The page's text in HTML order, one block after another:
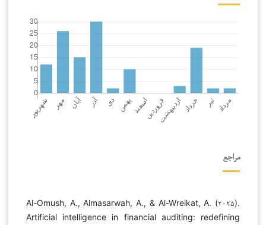
مراجع
Al-Omush, A., Almasarwah, A., & Al-Wreikat, A. (۲۰۲۵).
Artificial intelligence in financial auditing: redefining